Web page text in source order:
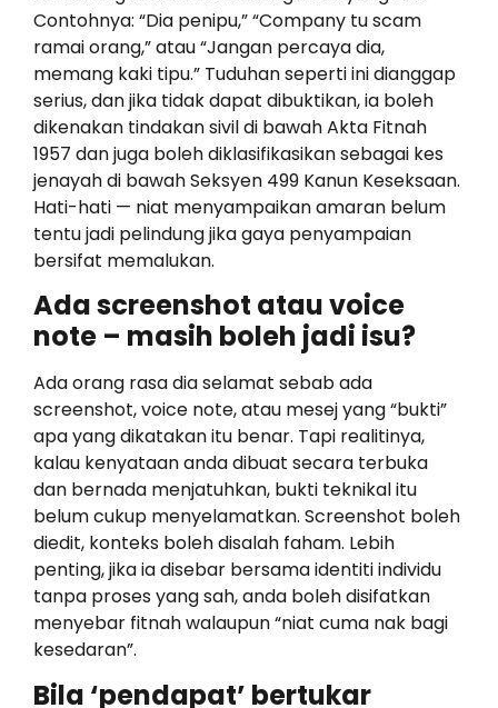
Contohnya: “Dia penipu,” “Company tu scam
ramai orang,” atau “Jangan percaya dia,
memang kaki tipu.” Tuduhan seperti ini dianggap
serius, dan jika tidak dapat dibuktikan, ia boleh
dikenakan tindakan sivil di bawah Akta Fitnah
1957 dan juga boleh diklasifikasikan sebagai kes
jenayah di bawah Seksyen 499 Kanun Keseksaan.
Hati-hati — niat menyampaikan amaran belum
tentu jadi pelindung jika gaya penyampaian
bersifat memalukan.
Ada screenshot atau voice
note – masih boleh jadi isu?
Ada orang rasa dia selamat sebab ada
screenshot, voice note, atau mesej yang “bukti”
apa yang dikatakan itu benar. Tapi realitinya,
kalau kenyataan anda dibuat secara terbuka
dan bernada menjatuhkan, bukti teknikal itu
belum cukup menyelamatkan. Screenshot boleh
diedit, konteks boleh disalah faham. Lebih
penting, jika ia disebar bersama identiti individu
tanpa proses yang sah, anda boleh disifatkan
menyebar fitnah walaupun “niat cuma nak bagi
kesedaran”.
Bila ‘pendapat’ bertukar